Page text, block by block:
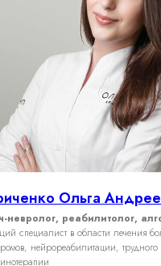
Ольга
невролог, реабилитолог,
специалист в области лечения
нейрореабилитации, трудного